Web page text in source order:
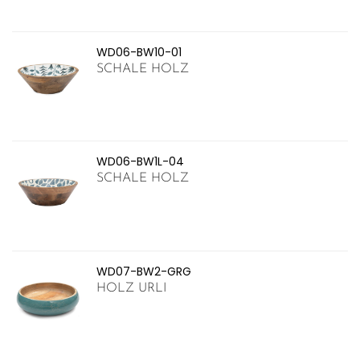
WD06-BW10-01
SCHALE HOLZ
WD06-BW1L-04
SCHALE HOLZ
WD07-BW2-GRG
HOLZ URLI